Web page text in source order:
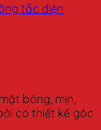
tắc điện
bóng, mịn,
có thiết kế góc